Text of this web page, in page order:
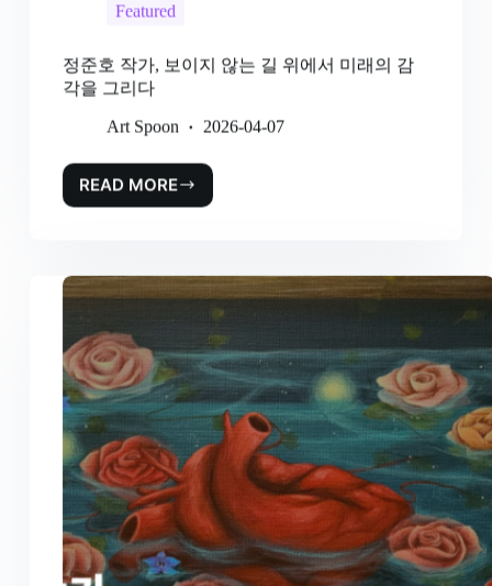
Featured
정준호 작가, 보이지 않는 길 위에서 미래의 감
각을 그리다
Art Spoon 2026-04-07
READ MORE